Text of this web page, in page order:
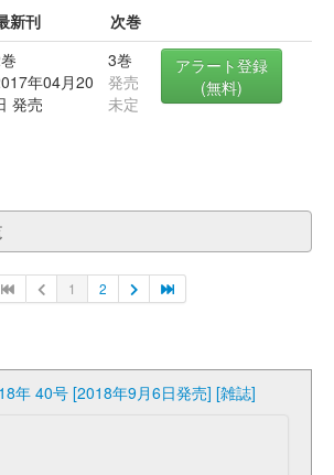
新刊
次巻
年04月20
発売
3巻
発売
未定
アラート登録
(無料)
1 2
年 40号 [2018年9月6日発売] [雑誌]